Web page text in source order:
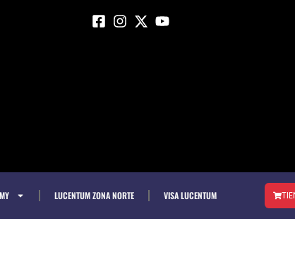
LUCENTUM ZONA NORTE VISA LUCENTUM